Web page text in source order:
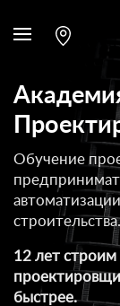
Обучение
строительства.
12 лет
быстрее.